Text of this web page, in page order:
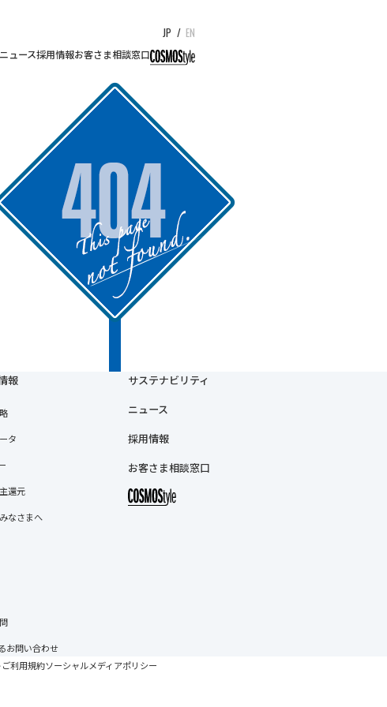
ニュース採用情報お客さま相談窓口
JP / EN
報
タ
還元
なさまへ
お問い合わせ
サステナビリティ
ニュース
採用情報
お客さま相談窓口
利用規約ソーシャルメディアポリシー